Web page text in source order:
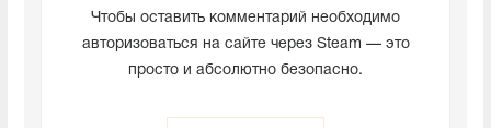
Чтобы оставить комментарий необходимо
авторизоваться на сайте через Steam — это
просто и абсолютно безопасно.